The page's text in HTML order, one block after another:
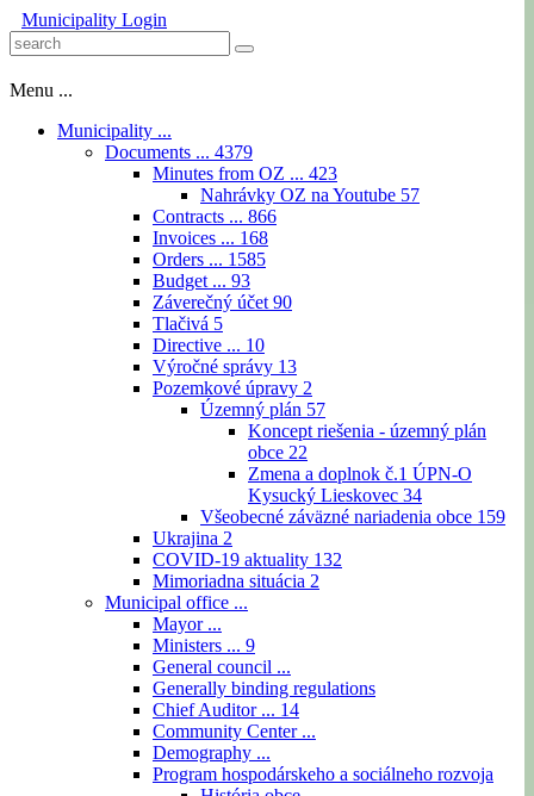
Municipality Login
Menu ...
Municipality ...
Documents ... 4379
Minutes from OZ ... 423
Nahrávky OZ na Youtube 57
Contracts ... 866
Invoices ... 168
Orders ... 1585
Budget ... 93
Záverečný účet 90
Tlačivá 5
Directive ... 10
Výročné správy 13
Pozemkové úpravy 2
Územný plán 57
Koncept riešenia - územný plán
obce 22
Zmena a doplnok č.1 ÚPN-O
Kysucký Lieskovec 34
Všeobecné záväzné nariadenia obce 159
Ukrajina 2
COVID-19 aktuality 132
Mimoriadna situácia 2
Municipal office ...
Mayor ...
Ministers ... 9
General council ...
Generally binding regulations
Chief Auditor ... 14
Community Center ...
Demography ...
Program hospodárskeho a sociálneho rozvoja